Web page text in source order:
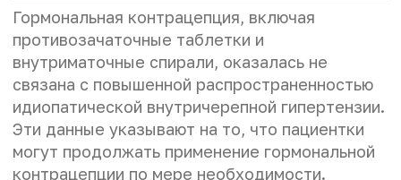
Гормональная контрацепция, включая
противозачаточные таблетки и
внутриматочные спирали, оказалась не
связана с повышенной распространенностью
идиопатической внутричерепной гипертензии.
Эти данные указывают на то, что пациентки
могут продолжать применение гормональной
контрацепции по мере необходимости.